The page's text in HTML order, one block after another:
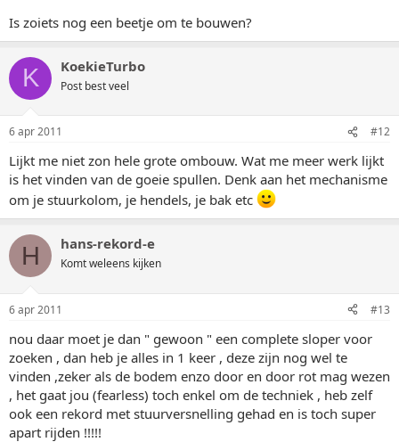
Is zoiets nog een beetje om te bouwen?
K KoekieTurbo
Post best veel
6 apr 2011 #12
Lijkt me niet zon hele grote ombouw. Wat me meer werk lijkt
is het vinden van de goeie spullen. Denk aan het mechanisme
om je stuurkolom, je hendels, je bak etc
H hans-rekord-e
Komt weleens kijken
6 apr 2011 #13
nou daar moet je dan " gewoon " een complete sloper voor
zoeken , dan heb je alles in 1 keer , deze zijn nog wel te
vinden ,zeker als de bodem enzo door en door rot mag wezen
, het gaat jou (fearless) toch enkel om de techniek , heb zelf
ook een rekord met stuurversnelling gehad en is toch super
apart rijden !!!!!